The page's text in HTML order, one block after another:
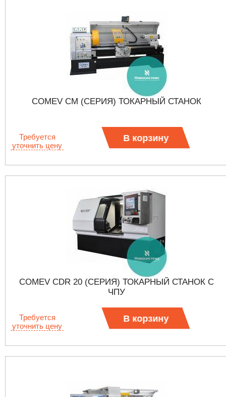
COMEV CM (СЕРИЯ) ТОКАРНЫЙ СТАНОК
Требуется
уточнить цену
В корзину
COMEV CDR 20 (СЕРИЯ) ТОКАРНЫЙ СТАНОК С
ЧПУ
Требуется
уточнить цену
В корзину